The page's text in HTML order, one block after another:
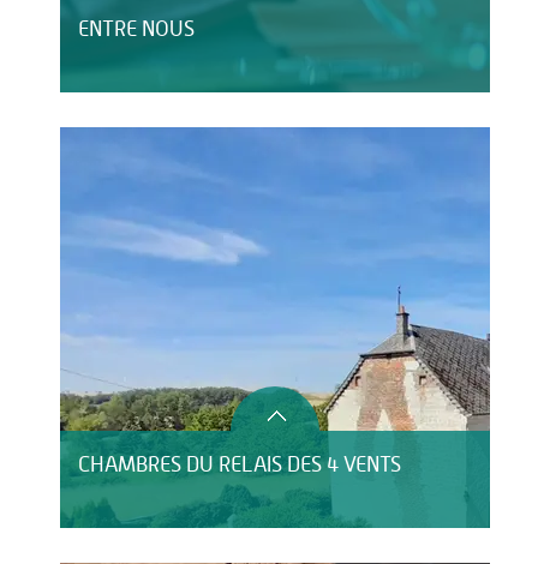
ENTRE NOUS
CHAMBRES DU RELAIS DES 4 VENTS